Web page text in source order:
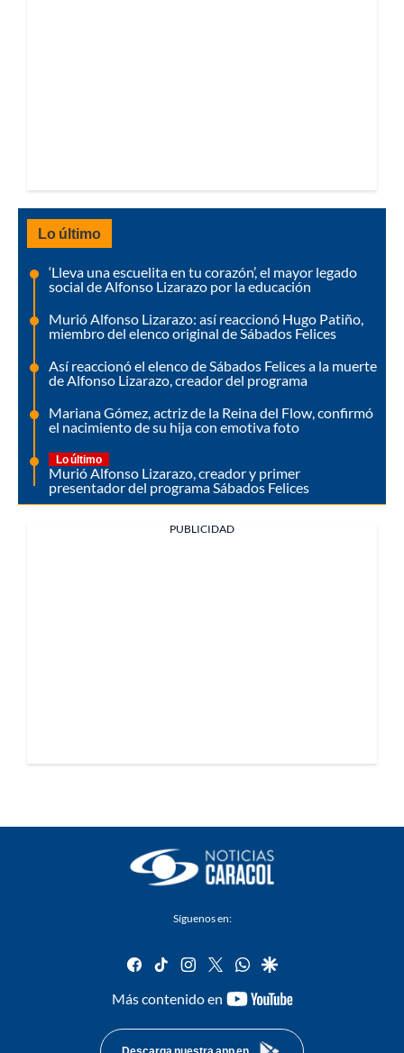
Lo último
‘Lleva una escuelita en tu corazón’, el mayor legado
social de Alfonso Lizarazo por la educación
Murió Alfonso Lizarazo: así reaccionó Hugo Patiño,
miembro del elenco original de Sábados Felices
Así reaccionó el elenco de Sábados Felices a la muerte
de Alfonso Lizarazo, creador del programa
Mariana Gómez, actriz de la Reina del Flow, confirmó
el nacimiento de su hija con emotiva foto
Lo último
Murió Alfonso Lizarazo, creador y primer
presentador del programa Sábados Felices
PUBLICIDAD
Síguenos en:
facebook
tiktok instagram
twitterwhatsapp
google
Más contenido en
youtube-